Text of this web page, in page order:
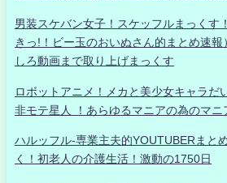
男装スケバン女子！スケッフルまっくす
きっ!！ビー玉のおいぬさん的まとめ速
しろ動画まで取り上げまっくす
ロボットアニメ！メカと美少女キャラだ
非モテ星人 ！あらゆるマニアの為のマニ
ハルッフル-専業主夫的YOUTUBERまと
く！初老人の介護生活！激動の1750日